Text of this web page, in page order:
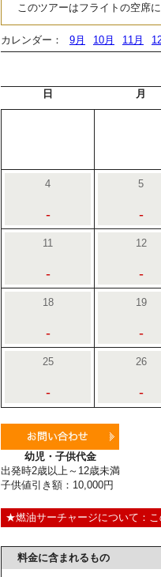
このツアーはフライトの空席
カレンダー： 9月 10月 11月
日 月
4
-
5
-
11
-
12
-
18
-
19
-
25
-
26
-
幼児・子供代金
出発時2歳以上～12歳未満
子供値引き額：10,000円
★燃油サーチャージについて：こ
料金に含まれるもの